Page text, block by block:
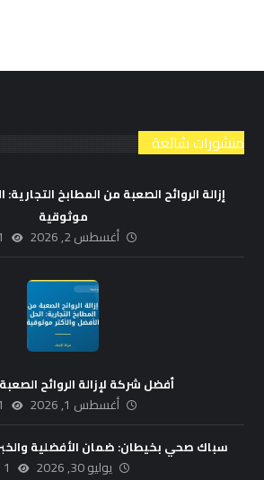
منشورات شائعة
إزالة الروائح الصعبة من المطابخ التجارية:
موثوقية
أغسطس 2, 2026
أفضل شركة لإزالة الروائح
أغسطس 1, 2026
سباك صحي بخيطان: ضمان الأفضلية
يوليو 30, 2026 1